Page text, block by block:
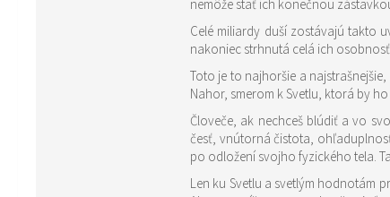
nemôže stať ich konečnou
Celé miliardy duší zostávajú takto uväznené v rôznych
nakoniec strhnutá celá ich
Toto je to najhoršie a
Nahor, smerom k Svetlu, ktorá by
Človeče, ak nechceš blúdiť a vo
česť, vnútorná čistota,
po odložení svojho fyzického tela.
Len ku Svetlu a svetlým hodnotám